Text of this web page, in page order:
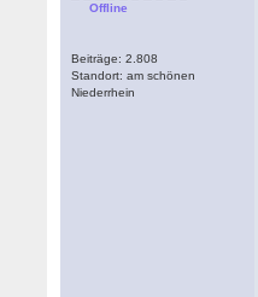
Offline
Beiträge: 2.808
Standort: am schönen
Niederrhein